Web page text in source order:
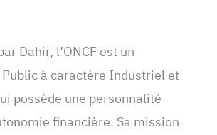
Dahir, l’ONCF est un
à caractère Industriel et
possède une personnalité
financière. Sa mission